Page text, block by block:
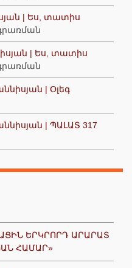
| Ես, տատիս
| Ես, տատիս
| Օլեգ
| ՊԱԼԱՏ 317
ԵՐԿՐՈՐԴ ԱՐԱՐԱՏ
ՀԱՄԱՐ»